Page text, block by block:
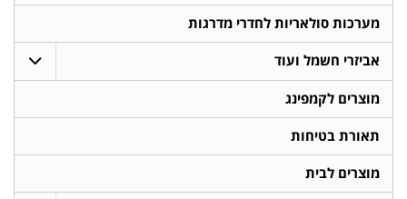
מערכות סולאריות לחדרי מדרגות
אביזרי חשמל ועוד
מוצרים לקמפינג
תאורת בטיחות
מוצרים לבית